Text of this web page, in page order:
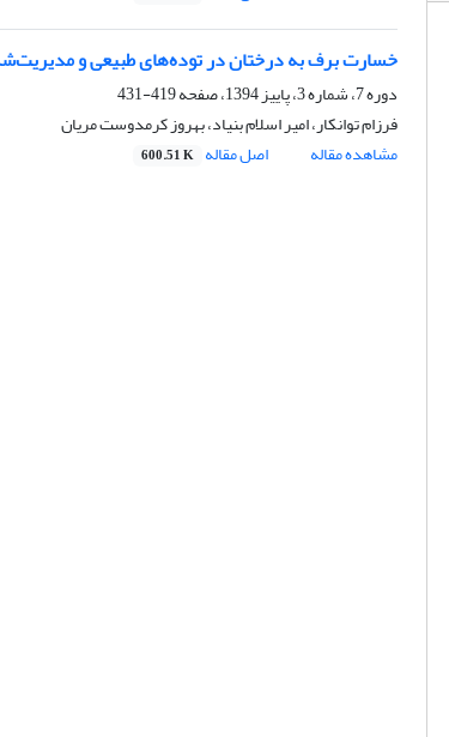
‌خسارت برف به درختان در توده‌های طبیعی و
دوره 7، شماره 3، پاییز 1394، صفحه
419-431
فرزام توانکار، امیر اسلام بنیاد، بهروز کرمدوست مریان
مشاهده مقاله
اصل مقاله 600.51 K